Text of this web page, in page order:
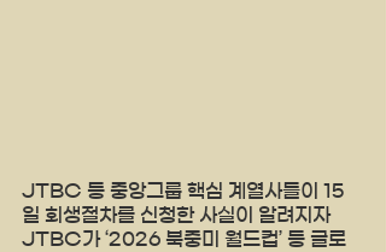
JTBC 등 중앙그룹 핵심 계열사들이 15
일 회생절차를 신청한 사실이 알려지자
JTBC가 ‘2026 북중미 월드컵’ 등 글로